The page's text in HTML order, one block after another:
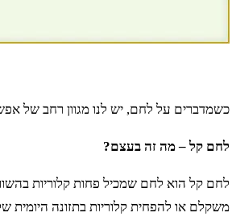
כשמדברים על לחם, יש לנו מגוון רחב של
לחם קל – מה זה בעצם?
לחם קל הוא לחם שמכיל פחות קלוריות
משקלם או להפחית קלוריות בתזונה היומית